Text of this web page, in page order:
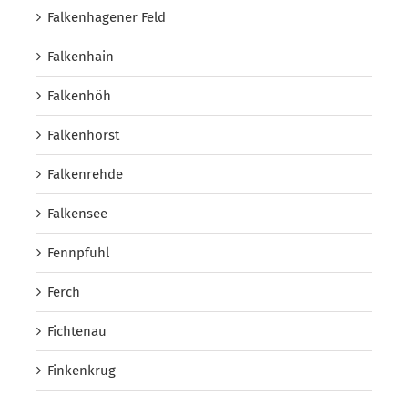
Falkenhagener Feld
Falkenhain
Falkenhöh
Falkenhorst
Falkenrehde
Falkensee
Fennpfuhl
Ferch
Fichtenau
Finkenkrug